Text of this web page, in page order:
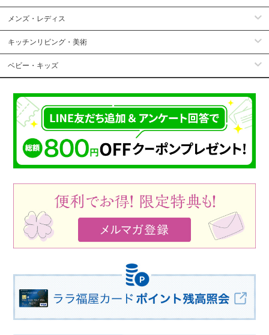
メンズ・レディス
キッチンリビング・美術
ベビー・キッズ